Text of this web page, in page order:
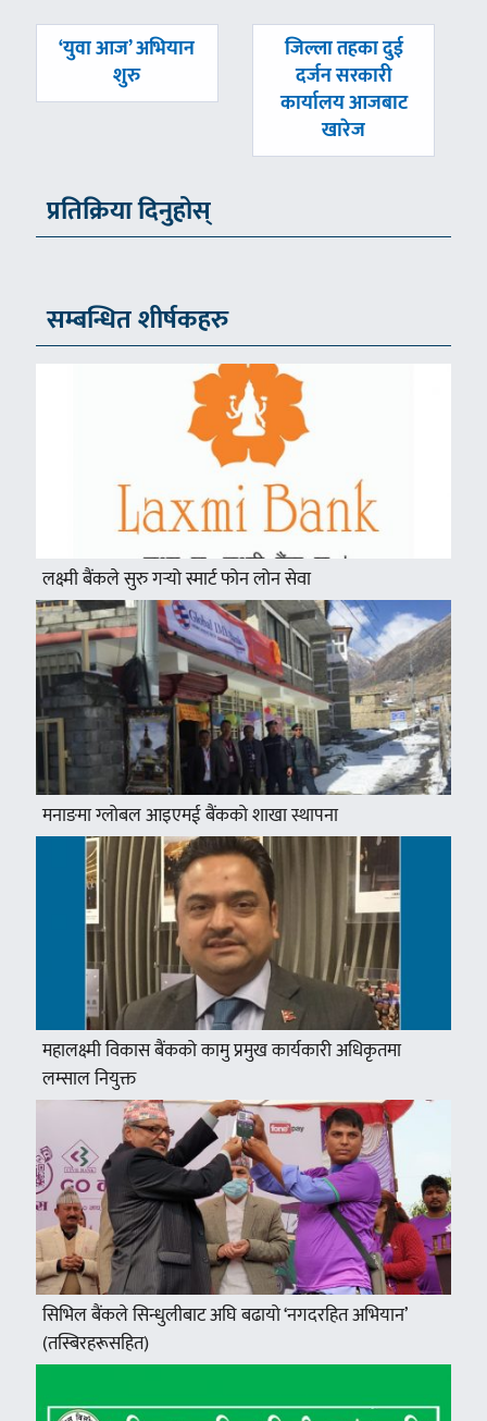
पछिल्लाे
‘युवा आज’ अभियान
शुरु
अघिल्लाे
जिल्ला तहका दुई
दर्जन सरकारी
कार्यालय आजबाट
खारेज
प्रतिक्रिया दिनुहोस्
सम्बन्धित शीर्षकहरु
लक्ष्मी बैंकले सुरु गर्‍यो स्मार्ट फोन लोन सेवा
मनाङमा ग्लोबल आइएमई बैंकको शाखा स्थापना
महालक्ष्मी विकास बैंकको कामु प्रमुख कार्यकारी अधिकृतमा
लम्साल नियुक्त
सिभिल बैंकले सिन्धुलीबाट अघि बढायो ‘नगदरहित अभियान’
(तस्बिरहरूसहित)